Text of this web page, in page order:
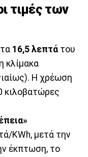
τιμές των
16,5 λεπτά του
κλίμακα
Η χρέωση
κιλοβατώρες
KWh, μετά την
έκπτωση, το